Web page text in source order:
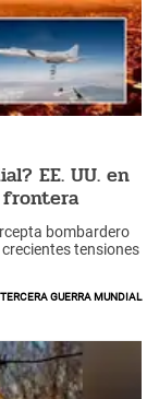
EE. UU. en
bombardero
tensiones
Tercera Guerra Mundial